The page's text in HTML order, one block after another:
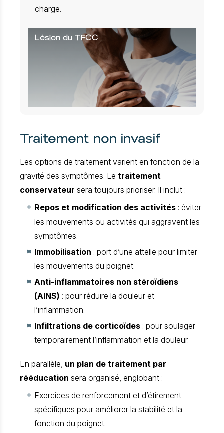
charge.
Lésion du TFCC
Traitement non invasif
Les options de traitement varient en fonction de la
gravité des symptômes. Le traitement
conservateur sera toujours prioriser. Il inclut :
Repos et modification des activités : éviter
les mouvements ou activités qui aggravent les
symptômes.
Immobilisation : port d’une attelle pour limiter
les mouvements du poignet.
Anti-inflammatoires non stéroïdiens
(AINS) : pour réduire la douleur et
l’inflammation.
Infiltrations de corticoïdes : pour soulager
temporairement l’inflammation et la douleur.
En parallèle, un plan de traitement par
rééducation sera organisé, englobant :
Exercices de renforcement et d’étirement
spécifiques pour améliorer la stabilité et la
fonction du poignet.